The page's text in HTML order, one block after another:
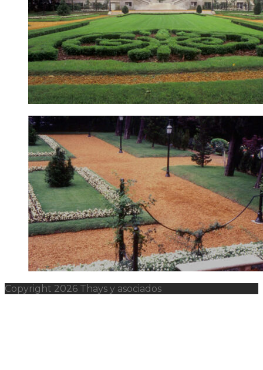
Copyright 2026 Thays y asociados